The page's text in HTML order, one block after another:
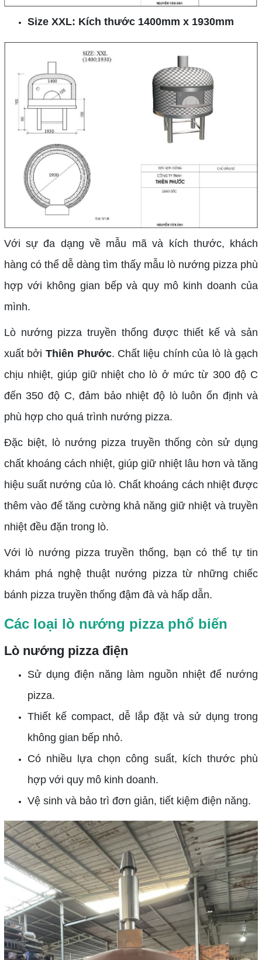
Size XXL: Kích thước 1400mm x 1930mm
Với sự đa dạng về mẫu mã và kích thước, khách
hàng có thể dễ dàng tìm thấy mẫu lò nướng pizza phù
hợp với không gian bếp và quy mô kinh doanh của
mình.
Lò nướng pizza truyền thống được thiết kế và sản
xuất bởiThiên Phước. Chất liệu chính của lò là gạch
chịu nhiệt, giúp giữ nhiệt cho lò ở mức từ 300 độ C
đến 350 độ C, đảm bảo nhiệt độ lò luôn ổn định và
phù hợp cho quá trình nướng pizza.
Đặc biệt, lò nướng pizza truyền thống còn sử dụng
chất khoáng cách nhiệt, giúp giữ nhiệt lâu hơn và tăng
hiệu suất nướng của lò. Chất khoáng cách nhiệt được
thêm vào để tăng cường khả năng giữ nhiệt và truyền
nhiệt đều đặn trong lò.
Với lò nướng pizza truyền thống, bạn có thể tự tin
khám phá nghệ thuật nướng pizza từ những chiếc
bánh pizza truyền thống đậm đà và hấp dẫn.
Các loại lò nướng pizza phổ biến
Lò nướng pizza điện
Sử dụng điện năng làm nguồn nhiệt để nướng
pizza.
Thiết kế compact, dễ lắp đặt và sử dụng trong
không gian bếp nhỏ.
Có nhiều lựa chọn công suất, kích thước phù
hợp với quy mô kinh doanh.
Vệ sinh và bảo trì đơn giản, tiết kiệm điện năng.